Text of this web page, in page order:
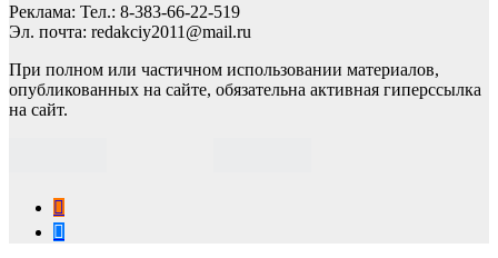
Реклама: Тел.: 8-383-66-22-519
Эл. почта: redakciy2011@mail.ru
При полном или частичном использовании материалов,
опубликованных на сайте, обязательна активная гиперссылка
на сайт.